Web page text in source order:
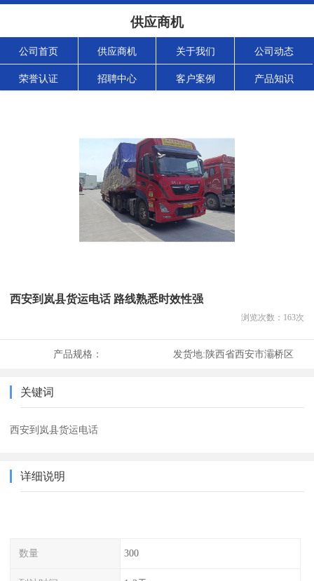
供应商机
公司首页 供应商机 关于我们 公司动态
荣誉认证 招聘中心 客户案例 产品知识
西安到岚县货运电话 路线熟悉时效性强
浏览次数： 163次
产品规格： 发货地:陕西省西安市灞桥区
关键词
西安到岚县货运电话
详细说明
数量 300